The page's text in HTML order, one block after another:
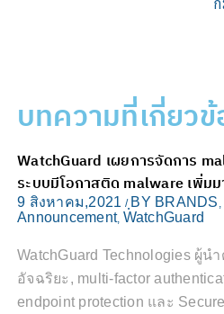
บทความที่เกี่ยว
WatchGuard เผยการจัดการ
ระบบมีโอกาสติด malware เพิ่ม
9 สิงหาคม,2021 / ฺBY BRANDS
Announcement, WatchGuard
WatchGuard Technologies ผู้น
อัจฉริยะ, multi-factor
endpoint protection และ